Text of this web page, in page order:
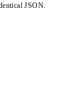
JSON.